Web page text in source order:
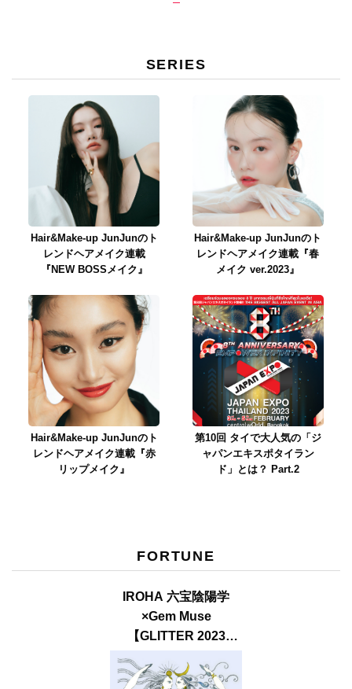
SERIES
Hair&Make-up JunJunのト
レンドヘアメイク連載
『NEW BOSSメイク』
Hair&Make-up JunJunのト
レンドヘアメイク連載『春
メイク ver.2023』
Hair&Make-up JunJunのト
レンドヘアメイク連載『赤
リップメイク』
第10回 タイで大人気の「ジ
ャパンエキスポタイラン
ド」とは？ Part.2
FORTUNE
IROHA 六宝陰陽学
×Gem Muse
【GLITTER 2023
SUMMER issue】